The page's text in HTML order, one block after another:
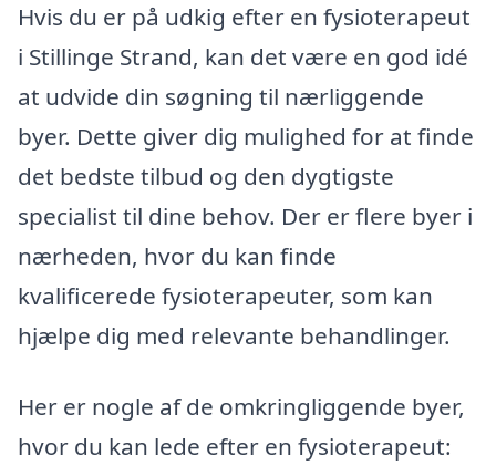
Hvis du er på udkig efter en fysioterapeut
i Stillinge Strand, kan det være en god idé
at udvide din søgning til nærliggende
byer. Dette giver dig mulighed for at finde
det bedste tilbud og den dygtigste
specialist til dine behov. Der er flere byer i
nærheden, hvor du kan finde
kvalificerede fysioterapeuter, som kan
hjælpe dig med relevante behandlinger.
Her er nogle af de omkringliggende byer,
hvor du kan lede efter en fysioterapeut: